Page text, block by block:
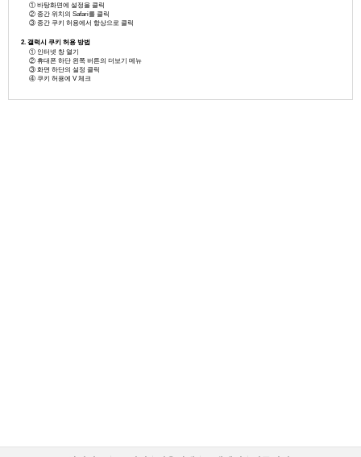
① 바탕화면에 설정을 클릭
② 중간 위치의 Safari를 클릭
③ 중간 쿠키 허용에서 항상으로 클릭
2. 갤럭시 쿠키 허용 방법
① 인터넷 창 열기
② 휴대폰 하단 왼쪽 버튼의 더보기 메뉴
③ 화면 하단의 설정 클릭
④ 쿠키 허용에 V 체크